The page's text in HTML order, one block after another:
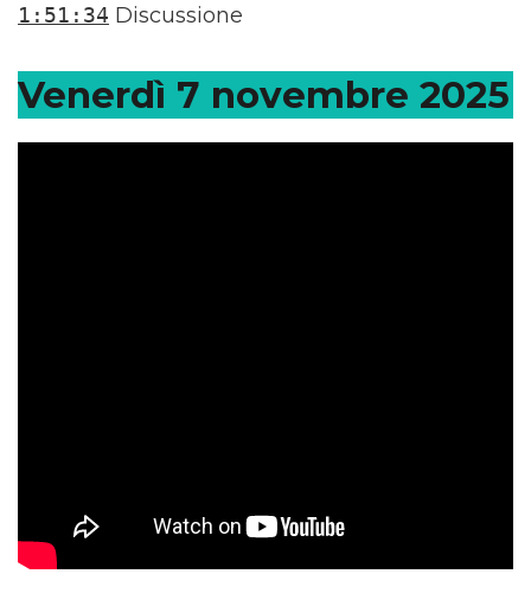
1:51:34 Discussione
Venerdì 7 novembre 2025